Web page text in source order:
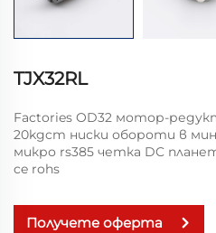
TJX32RL
Factories OD32 мотор-
20kgcm ниски обороти в
микро rs385 четка DC
ce rohs
Получете оферта